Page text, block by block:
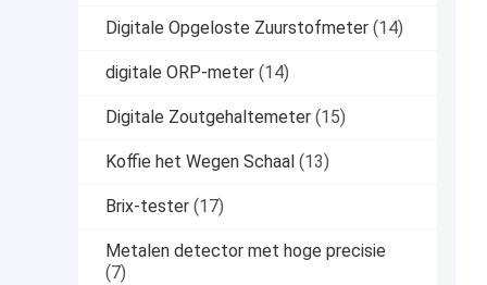
Digitale Opgeloste Zuurstofmeter (14)
digitale ORP-meter (14)
Digitale Zoutgehaltemeter (15)
Koffie het Wegen Schaal (13)
Brix-tester (17)
Metalen detector met hoge precisie
(7)